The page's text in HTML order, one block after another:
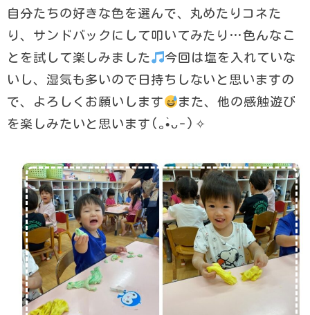
自分たちの好きな色を選んで、丸めたりコネた
り、サンドバックにして叩いてみたり…色んなこ
とを試して楽しみました
今回は塩を入れていな
いし、湿気も多いので日持ちしないと思いますの
で、よろしくお願いします
また、他の感触遊び
を楽しみたいと思います(⁠｡⁠•̀⁠ᴗ⁠-⁠)⁠✧